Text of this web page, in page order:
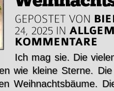
Ich mag sie. Die
wie kleine Sterne.
Weihnachtsbäume.